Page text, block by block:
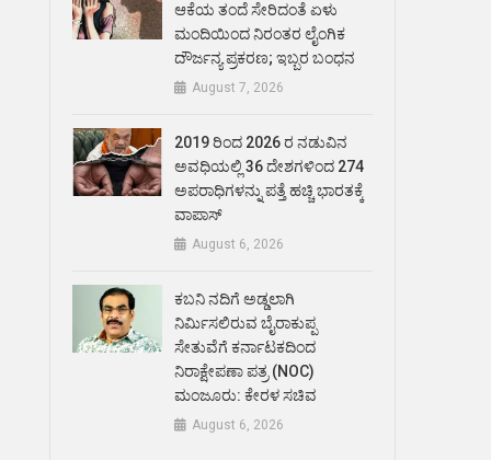
ಆಕೆಯ ತಂದೆ ಸೇರಿದಂತೆ ಏಳು
ಮಂದಿಯಿಂದ ನಿರಂತರ ಲೈಂಗಿಕ
ದೌರ್ಜನ್ಯ ಪ್ರಕರಣ; ಇಬ್ಬರ ಬಂಧನ
August 7, 2026
2019 ರಿಂದ 2026 ರ ನಡುವಿನ
ಅವಧಿಯಲ್ಲಿ 36 ದೇಶಗಳಿಂದ 274
ಅಪರಾಧಿಗಳನ್ನು ಪತ್ತೆ ಹಚ್ಚಿ ಭಾರತಕ್ಕೆ
ವಾಪಾಸ್
August 6, 2026
ಕಬನಿ ನದಿಗೆ ಅಡ್ಡಲಾಗಿ
ನಿರ್ಮಿಸಲಿರುವ ಬೈರಾಕುಪ್ಪ
ಸೇತುವೆಗೆ ಕರ್ನಾಟಕದಿಂದ
ನಿರಾಕ್ಷೇಪಣಾ ಪತ್ರ (NOC)
ಮಂಜೂರು: ಕೇರಳ ಸಚಿವ
August 6, 2026